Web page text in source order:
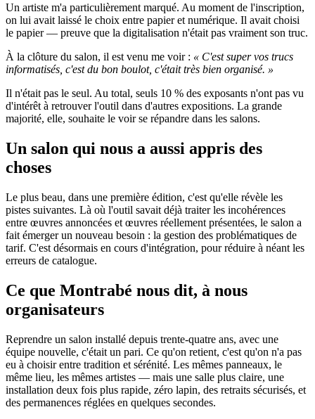
Un artiste m'a particulièrement marqué. Au moment de l'inscription,
on lui avait laissé le choix entre papier et numérique. Il avait choisi
le papier — preuve que la digitalisation n'était pas vraiment son truc.
À la clôture du salon, il est venu me voir : « C'est super vos trucs
informatisés, c'est du bon boulot, c'était très bien organisé. »
Il n'était pas le seul. Au total, seuls 10 % des exposants n'ont pas vu
d'intérêt à retrouver l'outil dans d'autres expositions. La grande
majorité, elle, souhaite le voir se répandre dans les salons.
Un salon qui nous a aussi appris des
choses
Le plus beau, dans une première édition, c'est qu'elle révèle les
pistes suivantes. Là où l'outil savait déjà traiter les incohérences
entre œuvres annoncées et œuvres réellement présentées, le salon a
fait émerger un nouveau besoin : la gestion des problématiques de
tarif. C'est désormais en cours d'intégration, pour réduire à néant les
erreurs de catalogue.
Ce que Montrabé nous dit, à nous
organisateurs
Reprendre un salon installé depuis trente-quatre ans, avec une
équipe nouvelle, c'était un pari. Ce qu'on retient, c'est qu'on n'a pas
eu à choisir entre tradition et sérénité. Les mêmes panneaux, le
même lieu, les mêmes artistes — mais une salle plus claire, une
installation deux fois plus rapide, zéro lapin, des retraits sécurisés, et
des permanences réglées en quelques secondes.